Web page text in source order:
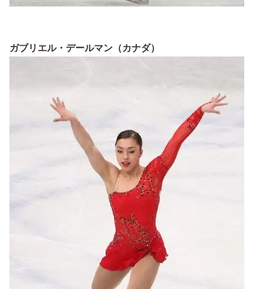
ガブリエル・デールマン（カナダ）